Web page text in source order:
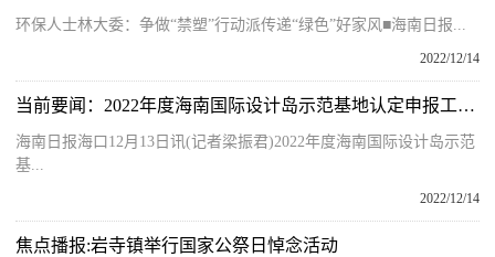
环保人士林大委：争做“禁塑”行动派传递“绿色”好家风■海南日报...
2022/12/14
当前要闻：2022年度海南国际设计岛示范基地认定申报工作启动
海南日报海口12月13日讯(记者梁振君)2022年度海南国际设计岛示范
基...
2022/12/14
焦点播报:岩寺镇举行国家公祭日悼念活动